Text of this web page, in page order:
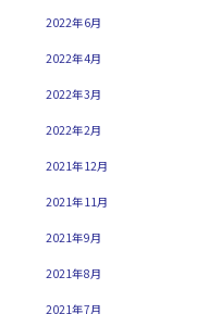
2022年6月
2022年4月
2022年3月
2022年2月
2021年12月
2021年11月
2021年9月
2021年8月
2021年7月